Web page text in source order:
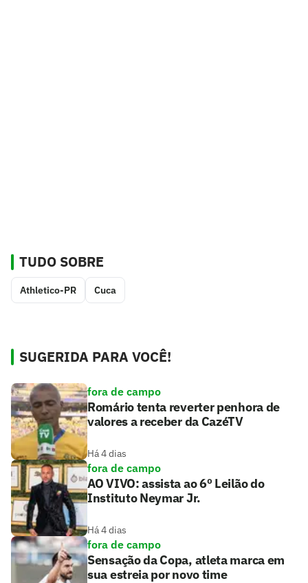
TUDO SOBRE
Athletico-PR Cuca
SUGERIDA PARA VOCÊ!
fora de campo
Romário tenta reverter penhora de
valores a receber da CazéTV
Há 4 dias
fora de campo
AO VIVO: assista ao 6º Leilão do
Instituto Neymar Jr.
Há 4 dias
fora de campo
Sensação da Copa, atleta marca em
sua estreia por novo time